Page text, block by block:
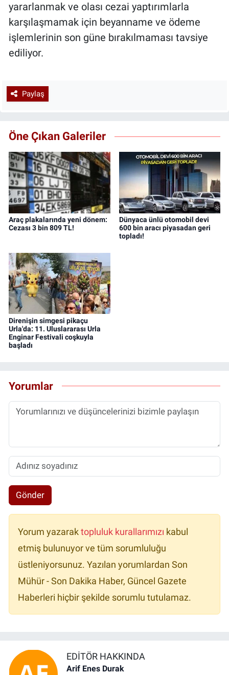
yararlanmak ve olası cezai yaptırımlarla
karşılaşmamak için beyanname ve ödeme
işlemlerinin son güne bırakılmaması tavsiye
ediliyor.
Paylaş
Öne Çıkan Galeriler
Araç plakalarında yeni dönem:
Cezası 3 bin 809 TL!
Dünyaca ünlü otomobil devi
600 bin aracı piyasadan geri
topladı!
Direnişin simgesi pikaçu
Urla'da: 11. Uluslararası Urla
Enginar Festivali coşkuyla
başladı
Yorumlar
Gönder
Yorum yazarak topluluk kurallarımızı kabul
etmiş bulunuyor ve tüm sorumluluğu
üstleniyorsunuz. Yazılan yorumlardan Son
Mühür - Son Dakika Haber, Güncel Gazete
Haberleri hiçbir şekilde sorumlu tutulamaz.
EDITÖR HAKKINDA
Arif Enes Durak